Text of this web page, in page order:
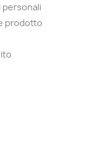
personali
prodotto